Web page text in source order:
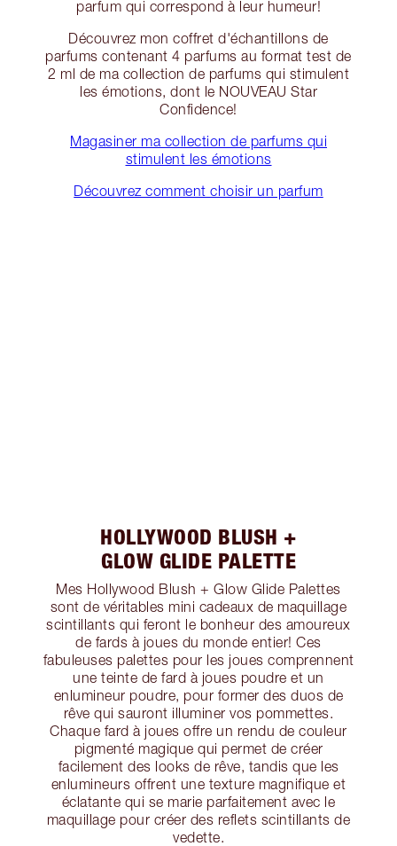
parfum qui correspond à leur humeur!
Découvrez mon coffret d'échantillons de
parfums contenant 4 parfums au format test de
2 ml de ma collection de parfums qui stimulent
les émotions, dont le NOUVEAU Star
Confidence!
Magasiner ma collection de parfums qui
stimulent les émotions
Découvrez comment choisir un parfum
HOLLYWOOD BLUSH +
GLOW GLIDE PALETTE
Mes Hollywood Blush + Glow Glide Palettes
sont de véritables mini cadeaux de maquillage
scintillants qui feront le bonheur des amoureux
de fards à joues du monde entier! Ces
fabuleuses palettes pour les joues comprennent
une teinte de fard à joues poudre et un
enlumineur poudre, pour former des duos de
rêve qui sauront illuminer vos pommettes.
Chaque fard à joues offre un rendu de couleur
pigmenté magique qui permet de créer
facilement des looks de rêve, tandis que les
enlumineurs offrent une texture magnifique et
éclatante qui se marie parfaitement avec le
maquillage pour créer des reflets scintillants de
vedette.